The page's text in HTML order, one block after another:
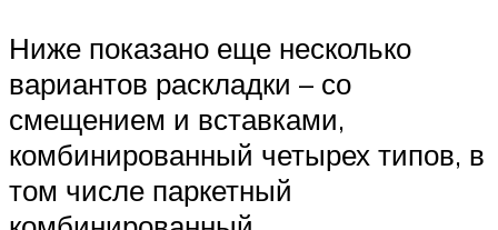
Ниже показано еще несколько
вариантов раскладки – со
смещением и вставками,
комбинированный четырех типов, в
том числе паркетный